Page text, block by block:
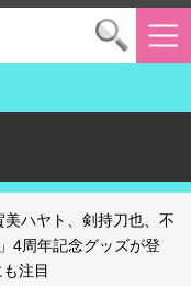
美ハヤト、剣持刀也、不
4周年記念グッズが登
注目